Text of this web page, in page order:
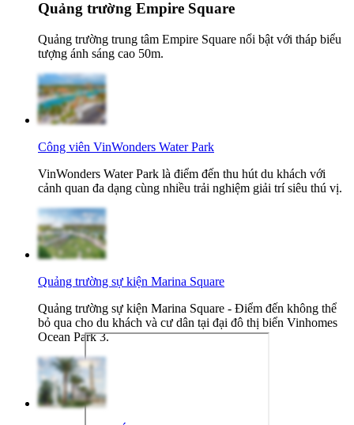
Quảng trường Empire Square
Quảng trường trung tâm Empire Square nổi bật với tháp biểu
tượng ánh sáng cao 50m.
Công viên VinWonders Water Park
VinWonders Water Park là điểm đến thu hút du khách với
cảnh quan đa dạng cùng nhiều trải nghiệm giải trí siêu thú vị.
Quảng trường sự kiện Marina Square
Quảng trường sự kiện Marina Square - Điểm đến không thể
bỏ qua cho du khách và cư dân tại đại đô thị biển Vinhomes
Ocean Park 3.